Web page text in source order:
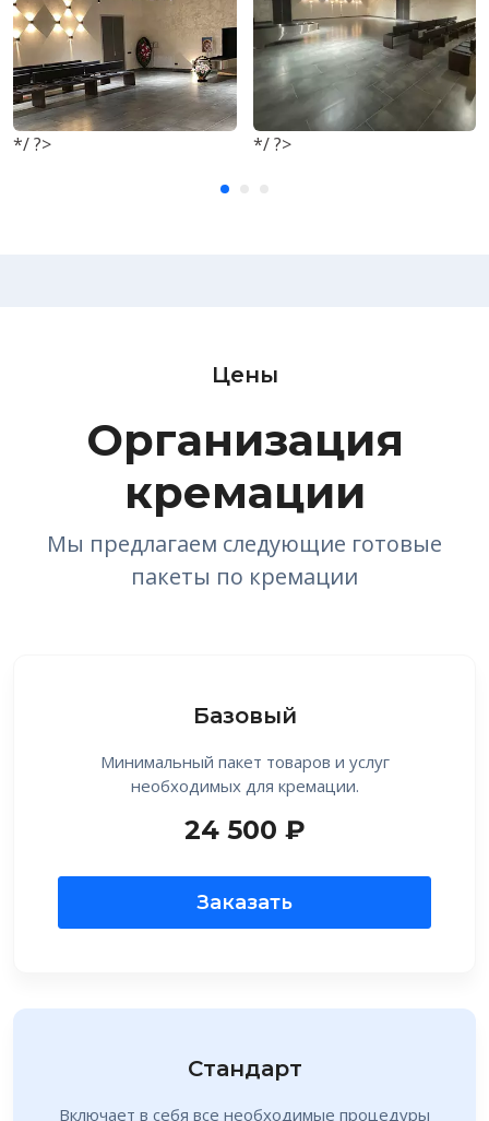
*/ ?> */ ?>
Цены
Организация
кремации
Мы предлагаем следующие готовые
пакеты по кремации
Базовый
Минимальный пакет товаров и услуг
необходимых для кремации.
24 500 ₽
Заказать
Стандарт
Включает в себя все необходимые процедуры